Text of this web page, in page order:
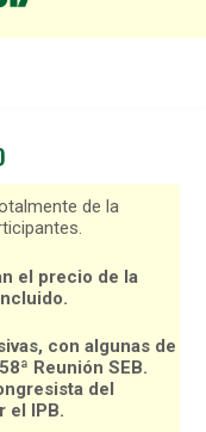
de la
el precio de la
, con algunas de
Reunión SEB.
del
el IPB.